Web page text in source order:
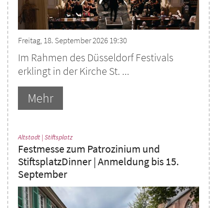
Freitag, 18. September 2026 19:30
Im Rahmen des Düsseldorf Festivals
erklingt in der Kirche St. ...
Mehr
Altstadt | Stiftsplatz:
Festmesse zum Patrozinium und
StiftsplatzDinner | Anmeldung bis 15.
September